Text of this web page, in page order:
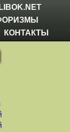
КОНТАКТЫ